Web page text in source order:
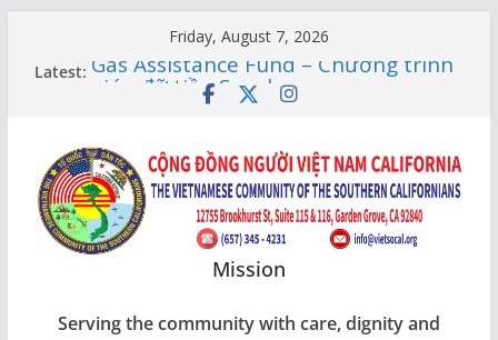
Friday, August 7, 2026
Latest: Gas Assistance Fund – Chương trình
giúp đỡ tiền Socalgas
Citizenship Flashcard Apps – Ứng
Dụng Ôn Thi Quốc Tịch 2026
Human Rights Update in Vietnam
XUÂN SUNG TÚC – TẾT SẺ CHIA
CÙNG CÁC BẬC CAO NIÊN TẠI
Mission
Serving the community with care, dignity and